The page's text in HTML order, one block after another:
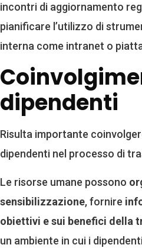
incontri di aggiornamento
pianificare l’utilizzo di
interna come intranet o
dipendenti
Risulta importante
dipendenti nel processo di
Le risorse umane possono
sensibilizzazione, fornire
obiettivi e sui benefici della
un ambiente in cui i